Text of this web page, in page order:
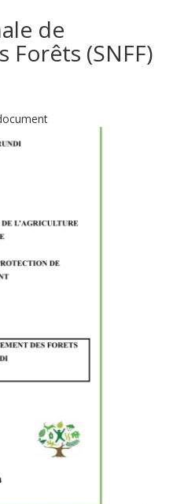
de
Forêts (SNFF)